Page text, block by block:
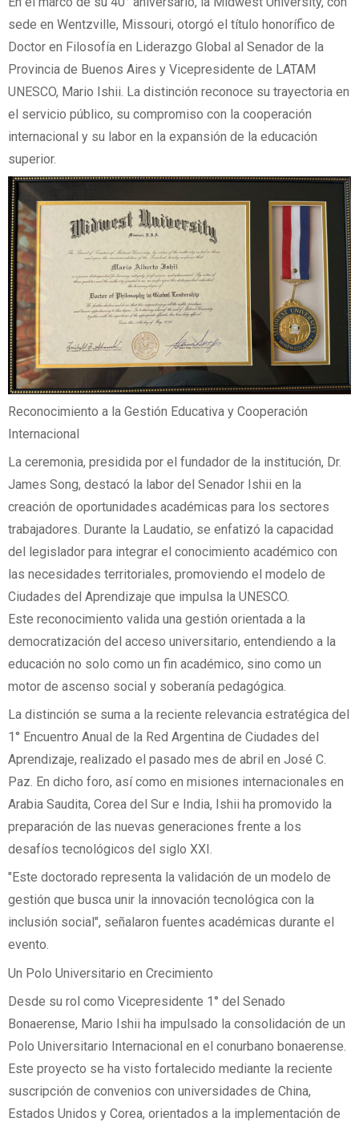
sede en Wentzville, Missouri, otorgó el título honorífico de
Doctor en Filosofía en Liderazgo Global al Senador de la
Provincia de Buenos Aires y Vicepresidente de LATAM
UNESCO, Mario Ishii. La distinción reconoce su trayectoria en
el servicio público, su compromiso con la cooperación
internacional y su labor en la expansión de la educación
superior.
Reconocimiento a la Gestión Educativa y Cooperación
Internacional
La ceremonia, presidida por el fundador de la institución, Dr.
James Song, destacó la labor del Senador Ishii en la
creación de oportunidades académicas para los sectores
trabajadores. Durante la Laudatio, se enfatizó la capacidad
del legislador para integrar el conocimiento académico con
las necesidades territoriales, promoviendo el modelo de
Ciudades del Aprendizaje que impulsa la UNESCO.
Este reconocimiento valida una gestión orientada a la
democratización del acceso universitario, entendiendo a la
educación no solo como un fin académico, sino como un
motor de ascenso social y soberanía pedagógica.
La distinción se suma a la reciente relevancia estratégica del
1° Encuentro Anual de la Red Argentina de Ciudades del
Aprendizaje, realizado el pasado mes de abril en José C.
Paz. En dicho foro, así como en misiones internacionales en
Arabia Saudita, Corea del Sur e India, Ishii ha promovido la
preparación de las nuevas generaciones frente a los
desafíos tecnológicos del siglo XXI.
"Este doctorado representa la validación de un modelo de
gestión que busca unir la innovación tecnológica con la
inclusión social", señalaron fuentes académicas durante el
evento.
Un Polo Universitario en Crecimiento
Desde su rol como Vicepresidente 1° del Senado
Bonaerense, Mario Ishii ha impulsado la consolidación de un
Polo Universitario Internacional en el conurbano bonaerense.
Este proyecto se ha visto fortalecido mediante la reciente
suscripción de convenios con universidades de China,
Estados Unidos y Corea, orientados a la implementación de